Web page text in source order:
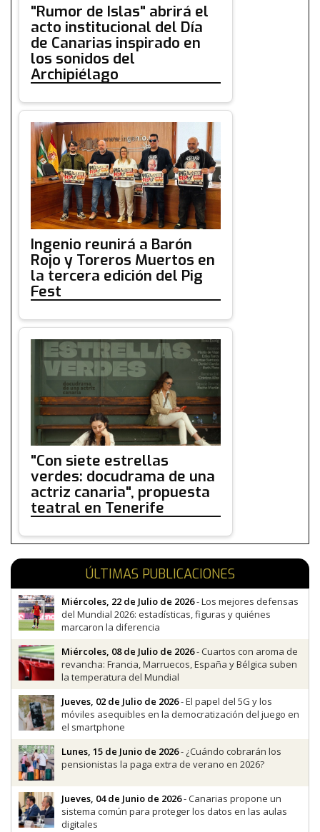
"Rumor de Islas" abrirá el
acto institucional del Día
de Canarias inspirado en
los sonidos del
Archipiélago
Ingenio reunirá a Barón
Rojo y Toreros Muertos en
la tercera edición del Pig
Fest
"Con siete estrellas
verdes: docudrama de una
actriz canaria", propuesta
teatral en Tenerife
ÚLTIMAS PUBLICACIONES
Miércoles, 22 de Julio de 2026- Los mejores defensas
del Mundial 2026: estadísticas, figuras y quiénes
marcaron la diferencia
Miércoles, 08 de Julio de 2026- Cuartos con aroma de
revancha: Francia, Marruecos, España y Bélgica suben
la temperatura del Mundial
Jueves, 02 de Julio de 2026- El papel del 5G y los
móviles asequibles en la democratización del juego en
el smartphone
Lunes, 15 de Junio de 2026- ¿Cuándo cobrarán los
pensionistas la paga extra de verano en 2026?
Jueves, 04 de Junio de 2026- Canarias propone un
sistema común para proteger los datos en las aulas
digitales